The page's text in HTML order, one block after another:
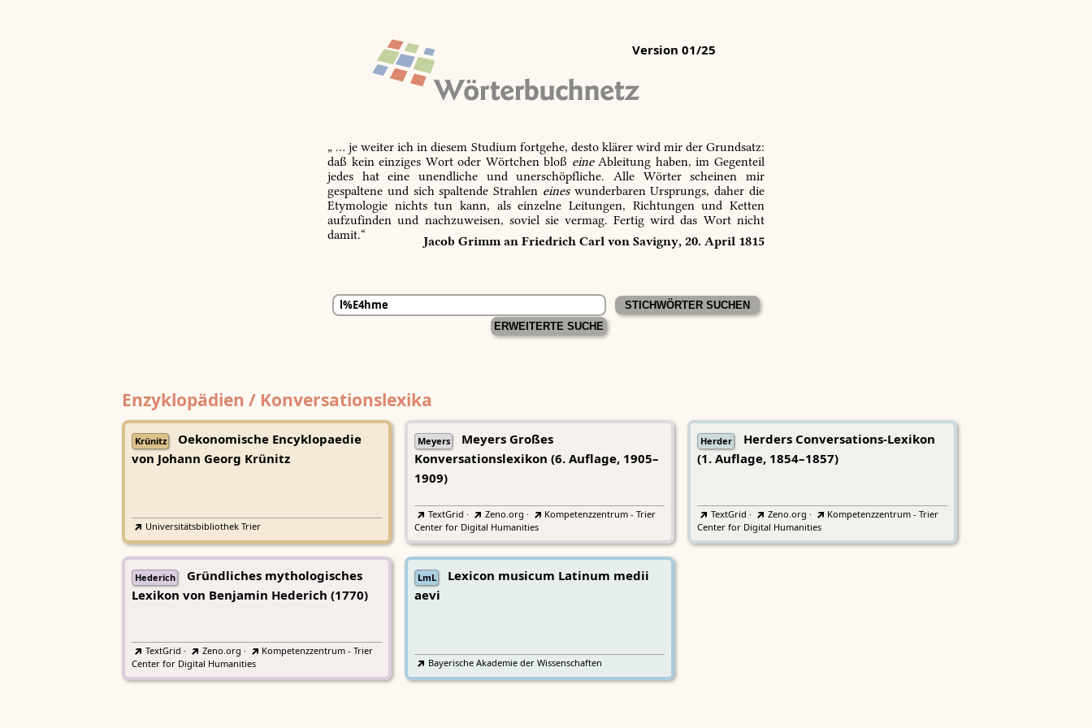
Version 01/25
„ … je weiter ich in diesem Studium fortgehe, desto klärer wird mir der Grundsatz:
daß kein einziges Wort oder Wörtchen bloß eineAbleitung haben, im Gegenteil
jedes hat eine unendliche und unerschöpfliche. Alle Wörter scheinen mir
gespaltene und sich spaltende Strahlen eineswunderbaren Ursprungs, daher die
Etymologie nichts tun kann, als einzelne Leitungen, Richtungen und Ketten
aufzufinden und nachzuweisen, soviel sie vermag. Fertig wird das Wort nicht
damit.“
Jacob Grimm an Friedrich Carl von Savigny, 20. April 1815
ERWEITERTE SUCHE
Enzyklopädien / Konversationslexika
Krünitz
Oekonomische Encyklopaedie
von Johann Georg Krünitz
Universitätsbibliothek Trier
Meyers
Meyers Großes
Konversationslexikon (6. Auflage, 1905–
1909)
TextGrid · Zeno.org ·
Kompetenzzentrum - Trier
Center for Digital Humanities
Herder
Herders Conversations-Lexikon
(1. Auflage, 1854–1857)
TextGrid · Zeno.org ·
Kompetenzzentrum - Trier
Center for Digital Humanities
Hederich
Gründliches mythologisches
Lexikon von Benjamin Hederich (1770)
TextGrid · Zeno.org ·
Kompetenzzentrum - Trier
Center for Digital Humanities
LmL
Lexicon musicum Latinum medii
aevi
Bayerische Akademie der Wissenschaften